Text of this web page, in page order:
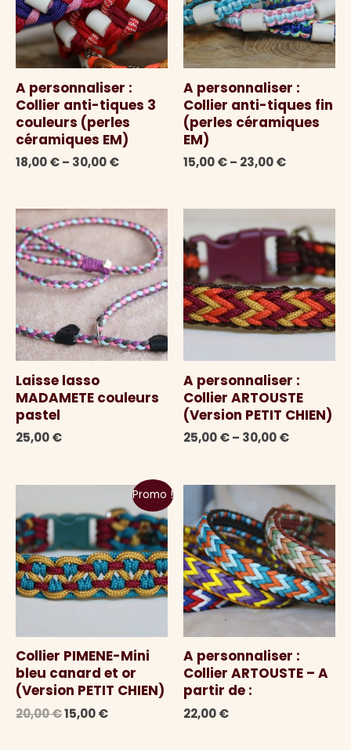
A personnaliser :
Collier anti-tiques 3
couleurs (perles
céramiques EM)
18,00€– 30,00€
A personnaliser :
Collier anti-tiques fin
(perles céramiques
EM)
15,00€– 23,00€
Laisse lasso
MADAMETE couleurs
pastel
25,00€
A personnaliser :
Collier ARTOUSTE
(Version PETIT CHIEN)
25,00€– 30,00€
Promo !
Collier PIMENE-Mini
bleu canard et or
(Version PETIT CHIEN)
20,00€Le
15,00€Le
A personnaliser :
Collier ARTOUSTE – A
partir de :
22,00€